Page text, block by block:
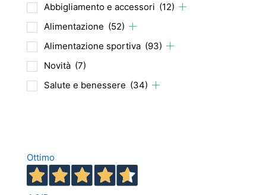
Abbigliamento e accessori (12)
Alimentazione (52)
Alimentazione sportiva (93)
Novità (7)
Salute e benessere (34)
Ottimo